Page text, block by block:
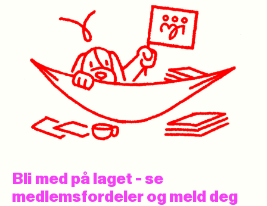
Bli med på laget - se
medlemsfordeler og meld deg